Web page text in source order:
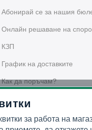
Абонирай се за нашия
Oнлайн решаване на
КЗП
График на доставките
Как да поръчам?
за работа на